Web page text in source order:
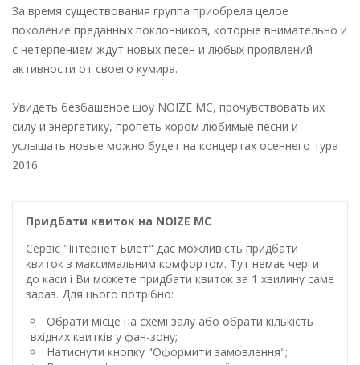
За время существования группа приобрела целое
поколение преданных поклонников, которые внимательно и
с нетерпением ждут новых песен и любых проявлений
активности от своего кумира.
Увидеть безбашеное шоу NOIZE MC, прочувствовать их
силу и энергетику, пропеть хором любимые песни и
услышать новые можно будет на концертах осеннего тура
2016
Придбати квиток на NOIZE MC
Сервіс "Інтернет Білет" дає можливість придбати
квиток з максимальним комфортом. Тут немає черги
до каси і Ви можете придбати квиток за 1 хвилину саме
зараз. Для цього потрібно:
Обрати місце на схемі залу або обрати кількість
вхідних квитків у фан-зону;
Натиснути кнопку "Оформити замовлення";